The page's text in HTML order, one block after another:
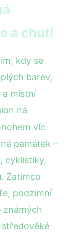
a chutí
kdy se
barev,
a místní
na
víc
památek –
cyklistiky,
Zatímco
podzimní
známých
středověké